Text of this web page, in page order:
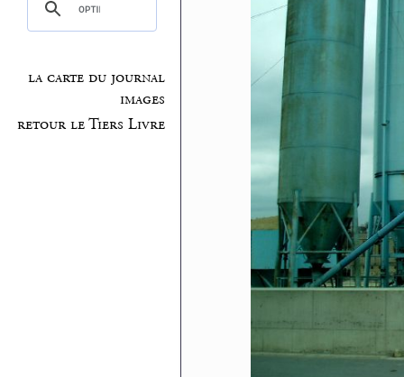
la carte du journal
images
retour le Tiers Livre